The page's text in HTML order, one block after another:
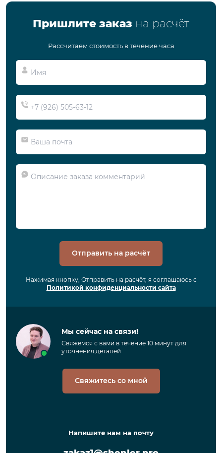
Пришлите заказ на расчёт
Рассчитаем стоимость в течение часа
Отправить на расчёт
Нажимая кнопку, Отправить на расчёт, я соглашаюсь с
Политикой конфиденциальности сайта
Мы сейчас на связи!
Свяжемся с вами в течение 10 минут для
уточнения деталей
Свяжитесь со мной
Напишите нам на почту